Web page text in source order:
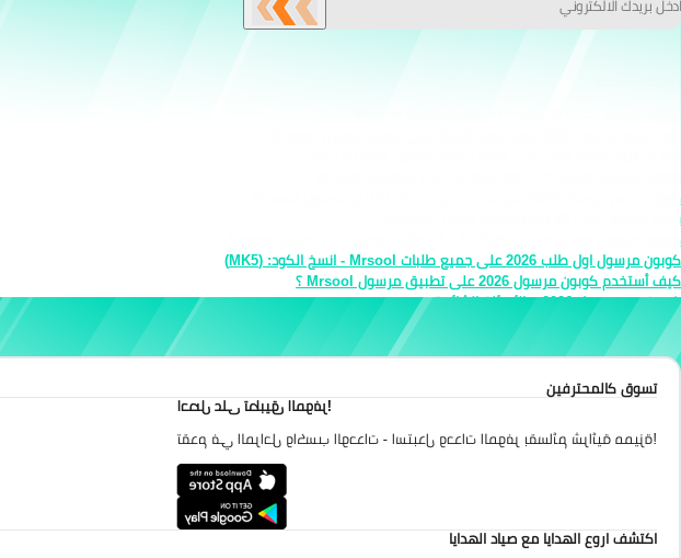
كوبون خصم مرسول 2026 سارٍ على جميع خدمات تطبيق مرسول Mrsool
خصم مرسول حتى 90 جنيه خدمات توصيل Mrsool
كوبون مرسول توصيل مجاني 2026 على أي طلب توصيل على تطبيق Mrsool
كوبون مرسول اول طلب 2026 على جميع طلبات Mrsool - انسخ الكود: ( MK5
)
كيف أستخدم كوبون مرسول 2026 على تطبيق مرسول Mrsool ؟
كود خصم مرسول 2026 – الأسئلة الشائعة
تسوق كالمحترفين
احصل على تطبيق الموفر!
تقدم في المراحل واكسب الوحدات - استبدل وحدات الموفر بقسائم شرائية مميزة!
اكتشف اروع الهدايا مع صياد الهدايا